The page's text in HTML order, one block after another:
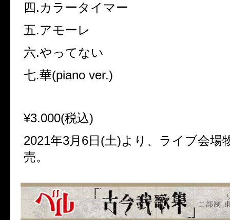
四.カラータイマー
五.アモーレ
六.やってない
七.華(piano ver.)
¥3.000(税込)
2021年3月6日(土)より、ライブ会場
売。